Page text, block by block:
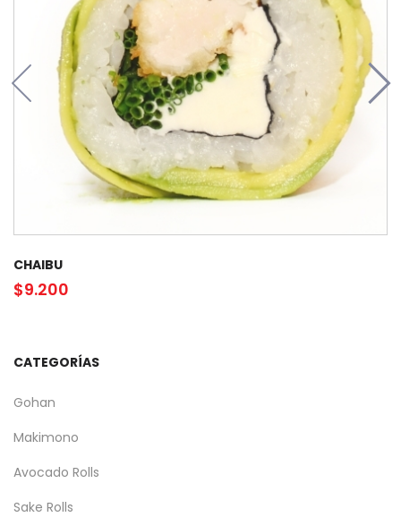
CHAIBU
$9.200
CATEGORÍAS
Gohan
Makimono
Avocado Rolls
Sake Rolls